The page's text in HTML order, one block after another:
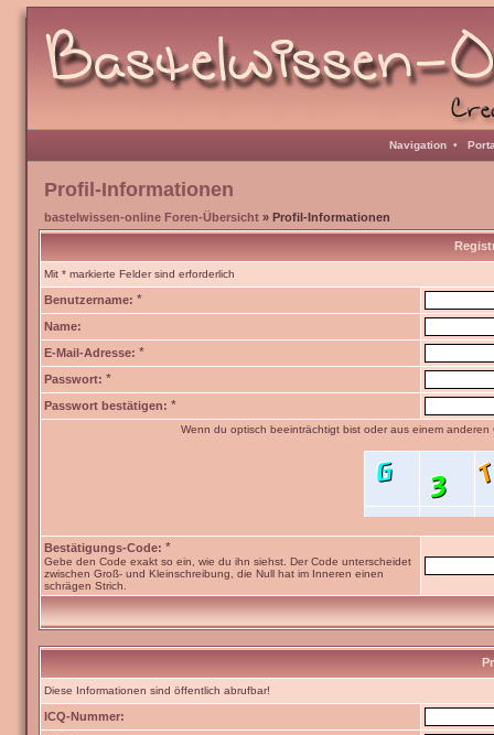
Navigation •
Profil-Informationen
bastelwissen-online Foren-Übersicht » Profil-Informationen
Mit * markierte Felder sind erforderlich
Benutzername: *
Name:
E-Mail-Adresse: *
Passwort: *
Passwort bestätigen: *
Wenn du optisch beeinträchtigt bist oder aus einem
Bestätigungs-Code: *
Gebe den Code exakt so ein, wie du ihn siehst. Der Code unterscheidet
zwischen Groß- und Kleinschreibung, die Null hat im Inneren einen
schrägen Strich.
Diese Informationen sind öffentlich abrufbar!
ICQ-Nummer: